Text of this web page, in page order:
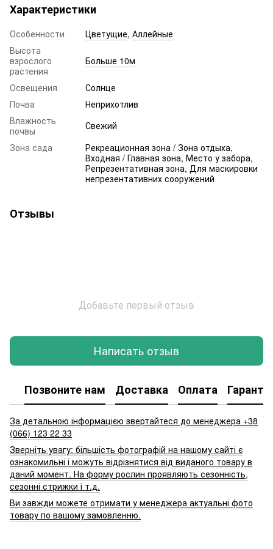
Характеристики
Особенности Цветущие, Аллейные
Высота
взрослого
растения
Больше 10м
Освещения
Солнце
Почва
Неприхотлив
Влажность
почвы
Свежий
Зона сада
Рекреационная зона / Зона отдыха,
Входная / Главная зона, Место у забора,
Репрезентативная зона, Для маскировки
непрезентативних сооружений
Отзывы
Добавьте первый отзыв
Написать отзыв
Позвоните нам Доставка Оплата
За детальною інформацією звертайтеся до менеджера +38
(066) 123 22 33
Зверніть увагу: більшість фотографій на нашому сайті є
ознакомильні і можуть відрізнятися від виданого товару в
даний момент. На форму рослин проявляють сезонність,
сезонні стрижки і т.д.
Ви завжди можете отримати у менеджера актуальні фото
товару по вашому замовленню.